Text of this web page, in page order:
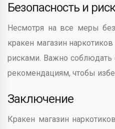
Безопасность и
Несмотря на все меры
кракен магазин
рисками. Важно соблюдать
рекомендациям, чтобы
Заключение
Кракен магазин